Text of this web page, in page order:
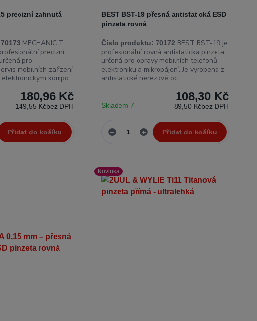
precizní zahnutá
70173 MECHANIC T
precizní
pro
mobilních zařízení
kompo...
180,96 Kč
149,55 Kčbez DPH
Přidat do košíku
BEST BST-19 přesná antistatická ESD
pinzeta rovná
Číslo produktu: 70172 BEST BST-19 je
profesionální rovná antistatická pinzeta
určená pro opravy mobilních telefonů
elektroniku a mikropájení. Je vyrobena z
antistatické nerezové oc...
108,30 Kč
89,50 Kčbez DPH
Skladem 7
Přidat do košíku
Novinka